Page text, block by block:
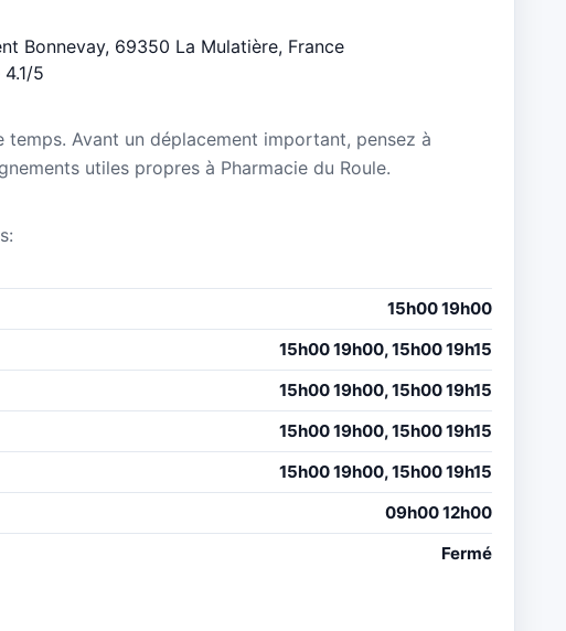
Bonnevay, 69350 La Mulatière, France
5
Avant un déplacement important, pensez à
utiles propres à Pharmacie du Roule.
15h00 19h00
15h00 19h00, 15h00 19h15
15h00 19h00, 15h00 19h15
15h00 19h00, 15h00 19h15
15h00 19h00, 15h00 19h15
09h00 12h00
Fermé